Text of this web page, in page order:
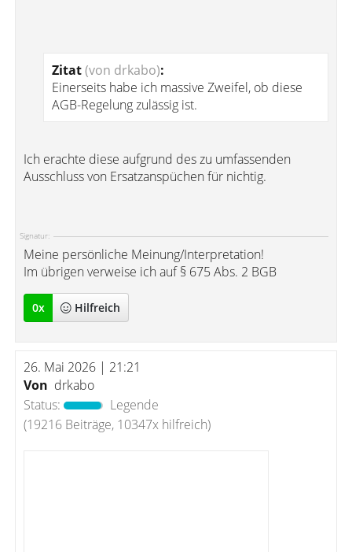
Zitat(von drkabo):
Einerseits habe ich massive Zweifel, ob diese
AGB-Regelung zulässig ist.
Ich erachte diese aufgrund des zu umfassenden
Ausschluss von Ersatzanspüchen für nichtig.
Signatur:
Meine persönliche Meinung/Interpretation!
Im übrigen verweise ich auf § 675 Abs. 2 BGB
0x Hilfreich
26. Mai 2026 | 21:21
Von drkabo
Status:
Legende
(19216 Beiträge, 10347x hilfreich)